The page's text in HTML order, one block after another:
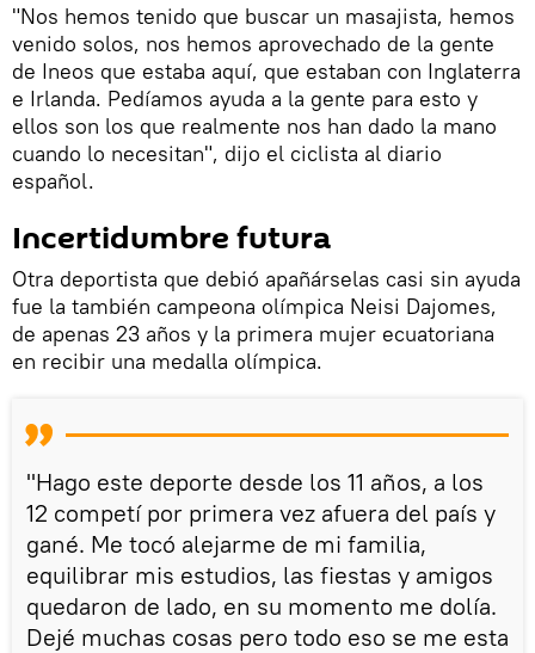
"Nos hemos tenido que buscar un masajista, hemos
venido solos, nos hemos aprovechado de la gente
de Ineos que estaba aquí, que estaban con Inglaterra
e Irlanda. Pedíamos ayuda a la gente para esto y
ellos son los que realmente nos han dado la mano
cuando lo necesitan", dijo el ciclista al diario
español.
Incertidumbre futura
Otra deportista que debió apañárselas casi sin ayuda
fue la también campeona olímpica Neisi Dajomes,
de apenas 23 años y la primera mujer ecuatoriana
en recibir una medalla olímpica.
"Hago este deporte desde los 11 años, a los
12 competí por primera vez afuera del país y
gané. Me tocó alejarme de mi familia,
equilibrar mis estudios, las fiestas y amigos
quedaron de lado, en su momento me dolía.
Dejé muchas cosas pero todo eso se me esta